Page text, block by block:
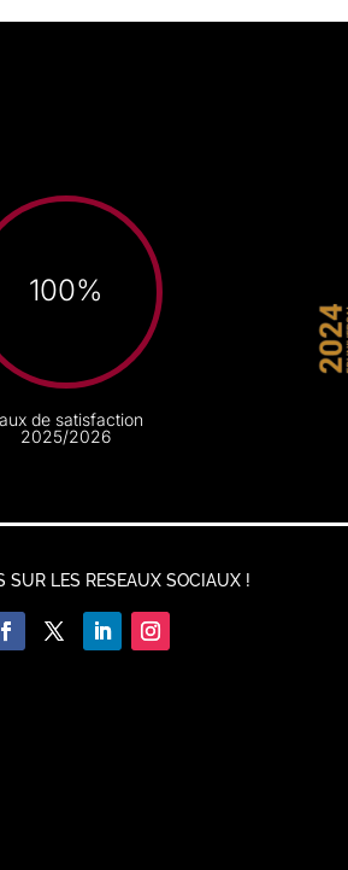
100%
de satisfaction
2025/2026
SUR LES RESEAUX SOCIAUX !